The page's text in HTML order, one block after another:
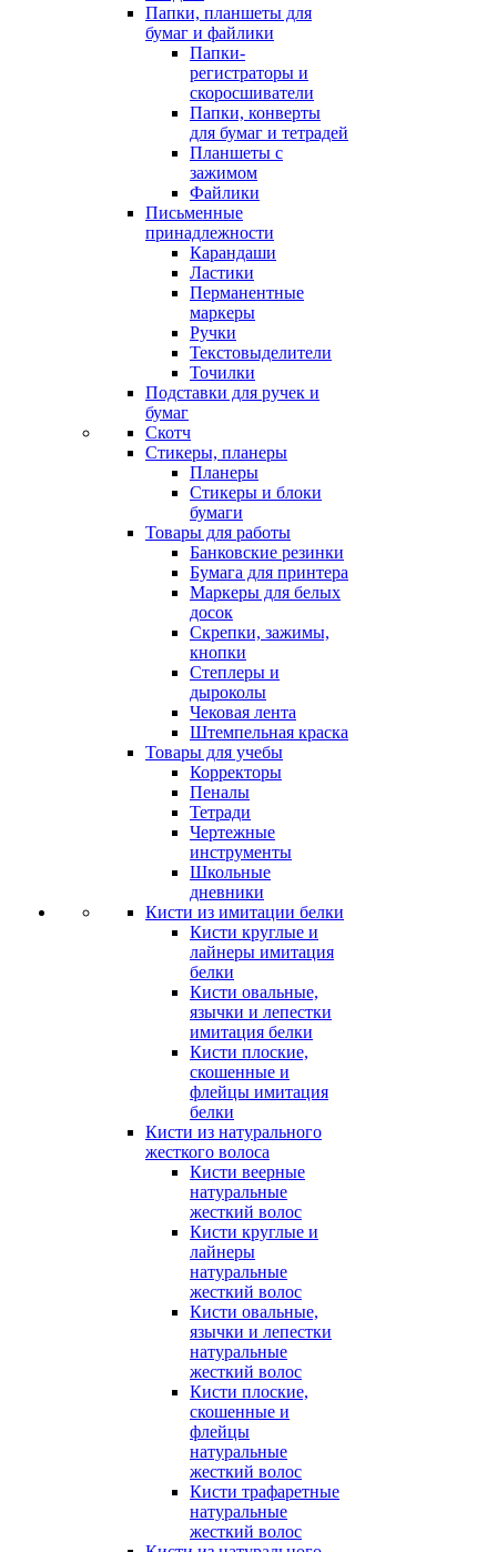
Папки, планшеты для
бумаг и файлики
Папки-
регистраторы и
скоросшиватели
Папки, конверты
для бумаг и тетрадей
Планшеты с
зажимом
Файлики
Письменные
принадлежности
Карандаши
Ластики
Перманентные
маркеры
Ручки
Текстовыделители
Точилки
Подставки для ручек и
бумаг
Скотч
Стикеры, планеры
Планеры
Стикеры и блоки
бумаги
Товары для работы
Банковские резинки
Бумага для принтера
Маркеры для белых
досок
Скрепки, зажимы,
кнопки
Степлеры и
дыроколы
Чековая лента
Штемпельная краска
Товары для учебы
Корректоры
Пеналы
Тетради
Чертежные
инструменты
Школьные
дневники
Кисти из имитации белки
Кисти круглые и
лайнеры имитация
белки
Кисти овальные,
язычки и лепестки
имитация белки
Кисти плоские,
скошенные и
флейцы имитация
белки
Кисти из натурального
жесткого волоса
Кисти веерные
натуральные
жесткий волос
Кисти круглые и
лайнеры
натуральные
жесткий волос
Кисти овальные,
язычки и лепестки
натуральные
жесткий волос
Кисти плоские,
скошенные и
флейцы
натуральные
жесткий волос
Кисти трафаретные
натуральные
жесткий волос